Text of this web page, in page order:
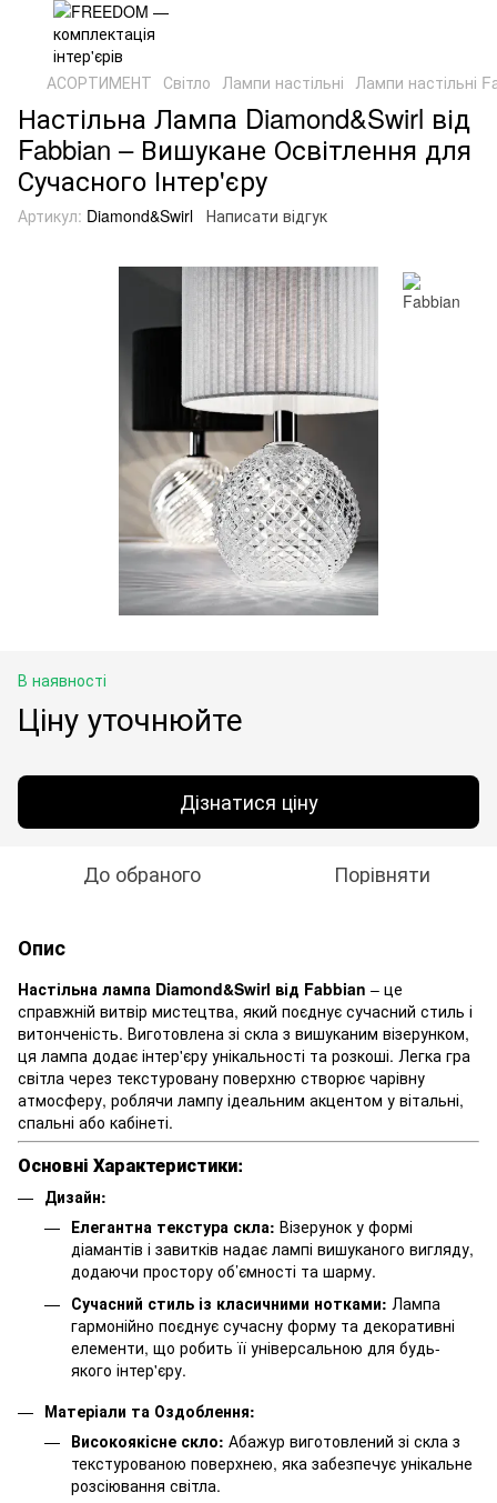
АСОРТИМЕНТ Світло Лампи настільні Лампи настільні
Настільна Лампа Diamond&Swirl від
Fabbian – Вишукане Освітлення для
Сучасного Інтер'єру
Артикул: Diamond&Swirl Написати відгук
В наявності
Ціну уточнюйте
Дізнатися ціну
До обраного Порівняти
Опис
Настільна лампа Diamond&Swirl від Fabbian – це
справжній витвір мистецтва, який поєднує сучасний стиль і
витонченість. Виготовлена зі скла з вишуканим візерунком,
ця лампа додає інтер'єру унікальності та розкоші. Легка гра
світла через текстуровану поверхню створює чарівну
атмосферу, роблячи лампу ідеальним акцентом у вітальні,
спальні або кабінеті.
Основні Характеристики:
Дизайн:
Елегантна текстура скла: Візерунок у формі
діамантів і завитків надає лампі вишуканого вигляду,
додаючи простору об’ємності та шарму.
Сучасний стиль із класичними нотками: Лампа
гармонійно поєднує сучасну форму та декоративні
елементи, що робить її універсальною для будь-
якого інтер'єру.
Матеріали та Оздоблення:
Високоякісне скло: Абажур виготовлений зі скла з
текстурованою поверхнею, яка забезпечує унікальне
розсіювання світла.